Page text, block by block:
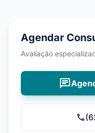
Agendar
Avaliação
chat
phone